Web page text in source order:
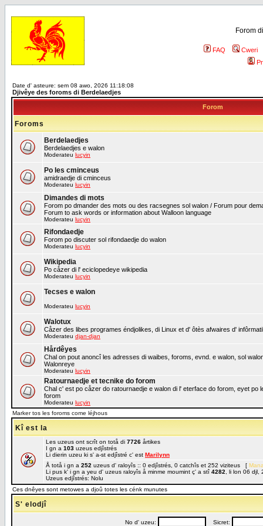
Forom
FAQ
Cweri
Date d' asteure: sem 08 awo, 2026 11:18:08
Djivêye des foroms di Berdelaedjes
Forom
Foroms
Berdelaedjes
Berdelaedjes e walon
Moderateu lucyin
Po les cminceus
amidraedje di cminceus
Moderateu lucyin
Dimandes di mots
Forom po dmander des mots ou des racsegnes sol walon / Forum pour
Forum to ask words or information about Walloon language
Moderateu lucyin
Rifondaedje
Forom po discuter sol rifondaedje do walon
Moderateu lucyin
Wikipedia
Po cåzer di l' eciclopedeye wikipedia
Moderateu lucyin
Tecses e walon
Moderateu lucyin
Walotux
Cåzer des libes programes éndjolikes, di Linux et d' ôtès afwaires d'
Moderateu djan-djan
Hårdêyes
Chal on pout anoncî les adresses di waibes, foroms, evnd. e walon, sol
Walonreye
Moderateu lucyin
Ratournaedje et tecnike do forom
Chal c' est po cåzer do ratournaedje e walon di l' eterface do forom, eyet
forom
Moderateu lucyin
Marker tos les foroms come léjhous
Kî est la
Les uzeus ont scrît on totå di 7726 årtikes
I gn a 103 uzeus edjîstrés
Li dierin uzeu ki s' a-st edjîstré c' est Marilynn
Å totå i gn a 252 uzeus d' raloyîs :: 0 edjîstrés, 0 catchîs et 252 viziteus [
Li pus k' i gn a yeu d' uzeus raloyîs å minme moumint ç' a stî 4282 , li lon 06
Uzeus edjîstrés: Nolu
Ces dnêyes sont metowes a djoû totes les cénk munutes
S' elodjî
No d' uzeu: Sicret: